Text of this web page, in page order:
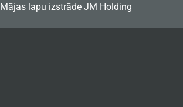
Mājas lapu izstrāde JM Holding